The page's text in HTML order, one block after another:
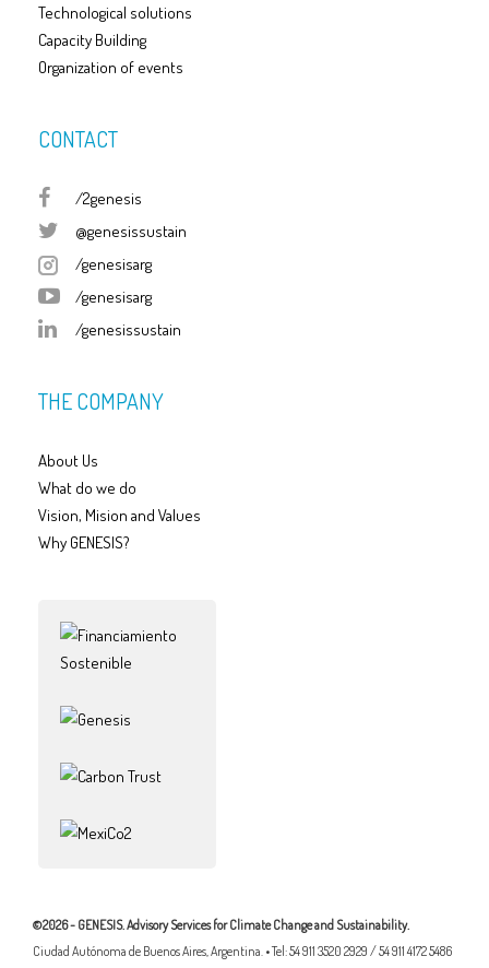
Technological solutions
Capacity Building
Organization of events
CONTACT
/2genesis
@genesissustain
/genesisarg
/genesisarg
/genesissustain
THE COMPANY
About Us
What do we do
Vision, Mision and Values
Why GENESIS?
©2026 - GENESIS. Advisory Services for Climate Change and Sustainability.
Ciudad Autónoma de Buenos Aires, Argentina. • Tel: 54 911 3520 2929 / 54 911 4172 5486